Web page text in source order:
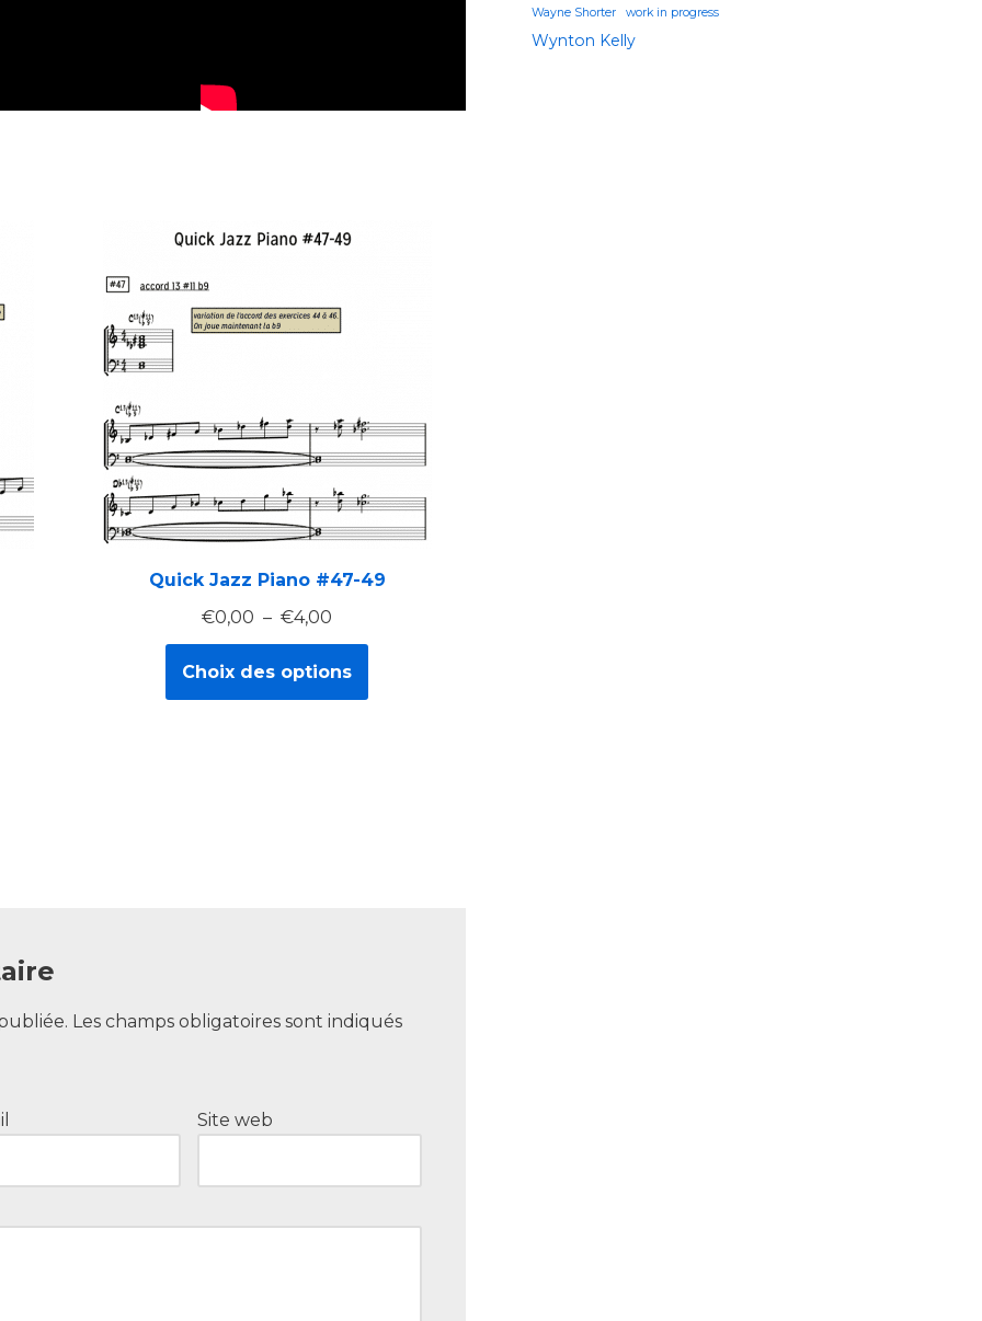
Quick Jazz Piano #47-49
€0,00 – €4,00
Choix des options
Les champs obligatoires sont indiqués
Site web
Wayne Shorter work in progress
Wynton Kelly